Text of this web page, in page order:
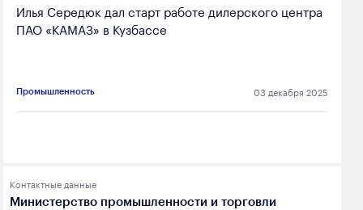
Илья Середюк дал старт работе дилерского центра
ПАО «КАМАЗ» в Кузбассе
Промышленность 03 декабря 2025
Контактные данные
Министерство промышленности и торговли